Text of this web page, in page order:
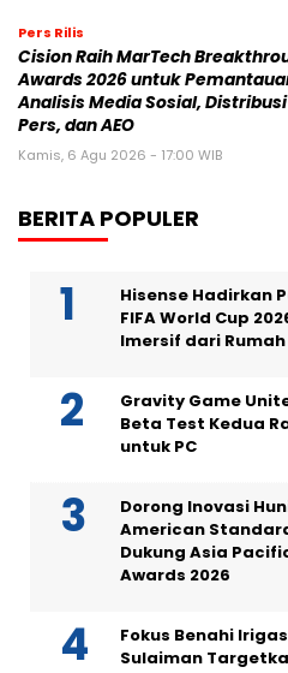
Pers Rilis
Cision Raih MarTech
Awards 2026 untuk
Analisis Media Sosial,
Pers, dan AEO
Kamis, 6 Agu 2026 - 17:00 WIB
BERITA POPULER
Hisense Hadirkan
FIFA World Cup
Imersif dari Rumah
Gravity Game
Beta Test Kedua
untuk PC
Dorong Inovasi
American Standard
Dukung Asia
Awards 2026
Fokus Benahi
Sulaiman